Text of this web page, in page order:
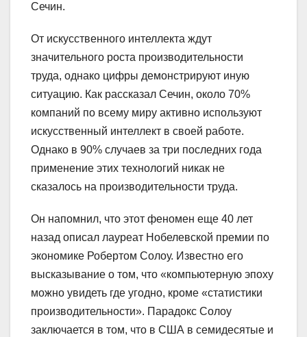
Сечин.
От искусственного интеллекта ждут
значительного роста производительности
труда, однако цифры демонстрируют иную
ситуацию. Как рассказал Сечин, около 70%
компаний по всему миру активно используют
искусственный интеллект в своей работе.
Однако в 90% случаев за три последних года
применение этих технологий никак не
сказалось на производительности труда.
Он напомнил, что этот феномен еще 40 лет
назад описал лауреат Нобелевской премии по
экономике Робертом Солоу. Известно его
высказывание о том, что «компьютерную эпоху
можно увидеть где угодно, кроме «статистики
производительности». Парадокс Солоу
заключается в том, что в США в семидесятые и